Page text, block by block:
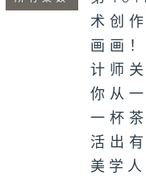
术创
画画
计师
你从
一杯
活出
美学人